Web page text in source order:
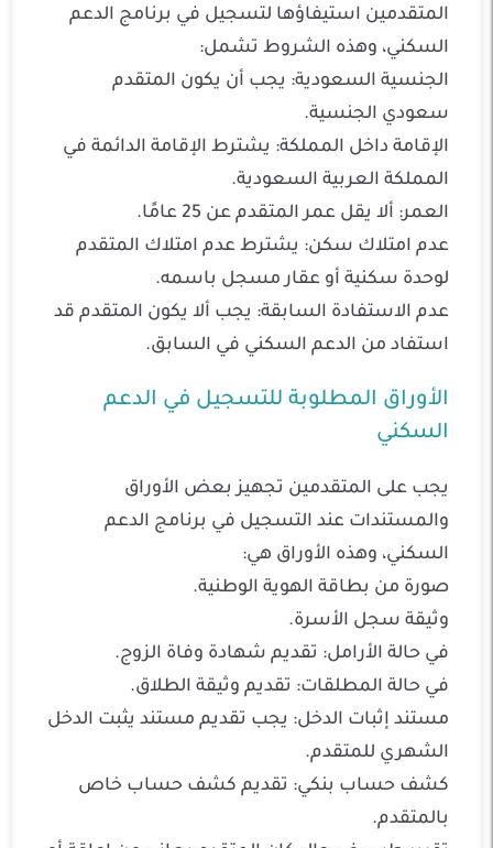
المتقدمين استيفاؤها لتسجيل في برنامج الدعم
السكني، وهذه الشروط تشمل:
الجنسية السعودية: يجب أن يكون المتقدم
سعودي الجنسية.
الإقامة داخل المملكة: يشترط الإقامة الدائمة في
المملكة العربية السعودية.
العمر: ألا يقل عمر المتقدم عن 25 عامًا.
عدم امتلاك سكن: يشترط عدم امتلاك المتقدم
لوحدة سكنية أو عقار مسجل باسمه.
عدم الاستفادة السابقة: يجب ألا يكون المتقدم قد
استفاد من الدعم السكني في السابق.
الأوراق المطلوبة للتسجيل في الدعم
السكني
يجب على المتقدمين تجهيز بعض الأوراق
والمستندات عند التسجيل في برنامج الدعم
السكني، وهذه الأوراق هي:
صورة من بطاقة الهوية الوطنية.
وثيقة سجل الأسرة.
في حالة الأرامل: تقديم شهادة وفاة الزوج.
في حالة المطلقات: تقديم وثيقة الطلاق.
مستند إثبات الدخل: يجب تقديم مستند يثبت الدخل
الشهري للمتقدم.
كشف حساب بنكي: تقديم كشف حساب خاص
بالمتقدم.